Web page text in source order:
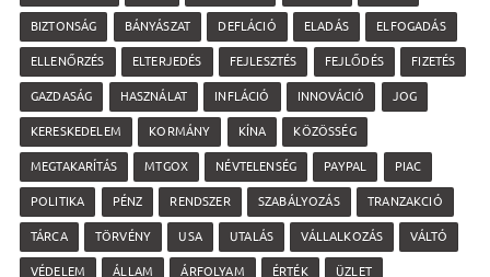
BIZTONSÁG BÁNYÁSZAT DEFLÁCIÓ ELADÁS ELFOGADÁS
ELLENŐRZÉS ELTERJEDÉS FEJLESZTÉS FEJLŐDÉS FIZETÉS
GAZDASÁG HASZNÁLAT INFLÁCIÓ INNOVÁCIÓ JOG
KERESKEDELEM KORMÁNY KÍNA KÖZÖSSÉG
MEGTAKARÍTÁS MTGOX NÉVTELENSÉG PAYPAL PIAC
POLITIKA PÉNZ RENDSZER SZABÁLYOZÁS TRANZAKCIÓ
TÁRCA TÖRVÉNY USA UTALÁS VÁLLALKOZÁS VÁLTÓ
VÉDELEM ÁLLAM ÁRFOLYAM ÉRTÉK ÜZLET